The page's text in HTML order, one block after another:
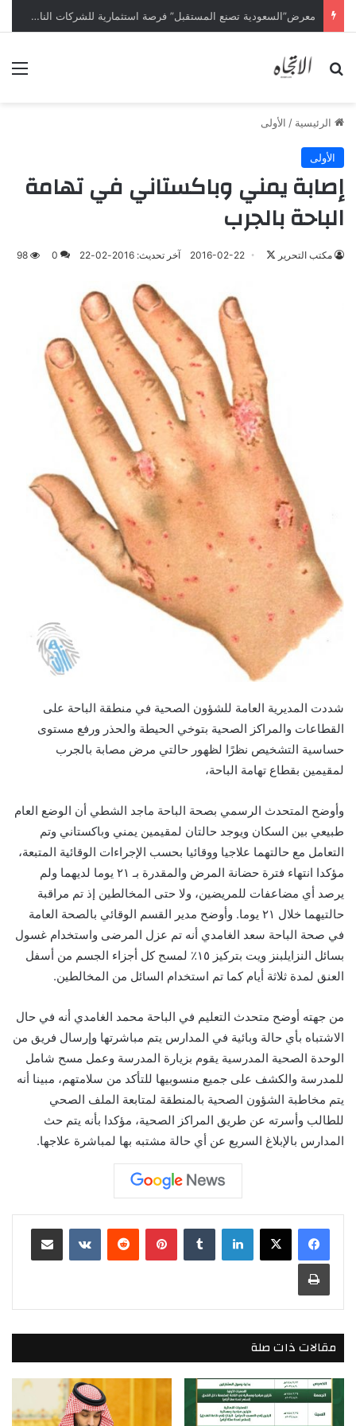
معرض”السعودية تصنع المستقبل” فرصة استثمارية للشركات الناشئة في قطاعات الذكاء الاصطناعي
بحث عن
الرئيسية / الأولى
الأولى
إصابة يمني وباكستاني في تهامة
الباحة بالجرب
مكتب التحرير 2016-02-22 آخر تحديث: 2016-02-22 0
98
شددت المديرية العامة للشؤون الصحية في منطقة الباحة على
القطاعات والمراكز الصحية بتوخي الحيطة والحذر ورفع مستوى
حساسية التشخيص نظرًا لظهور حالتي مرض مصابة بالجرب
لمقيمين بقطاع تهامة الباحة،
وأوضح المتحدث الرسمي بصحة الباحة ماجد الشطي أن الوضع العام
طبيعي بين السكان ويوجد حالتان لمقيمين يمني وباكستاني وتم
التعامل مع حالتهما علاجيا ووقائيا بحسب الإجراءات الوقائية المتبعة،
مؤكدا انتهاء فترة حضانة المرض والمقدرة بـ ٢١ يوما لديهما ولم
يرصد أي مضاعفات للمريضين، ولا حتى المخالطين إذ تم مراقبة
حالتيهما خلال ٢١ يوما. وأوضح مدير القسم الوقائي بالصحة العامة
في صحة الباحة سعد الغامدي أنه تم عزل المرضى واستخدام غسول
بسائل النزايلبنز ويت بتركيز ١٥٪‏ لمسح كل أجزاء الجسم من أسفل
العنق لمدة ثلاثة أيام كما تم استخدام السائل من المخالطين.
من جهته أوضح متحدث التعليم في الباحة محمد الغامدي أنه في حال
الاشتباه بأي حالة وبائية في المدارس يتم مباشرتها وإرسال فريق من
الوحدة الصحية المدرسية يقوم بزيارة المدرسة وعمل مسح شامل
للمدرسة والكشف على جميع منسوبيها للتأكد من سلامتهم، مبينا أنه
يتم مخاطبة الشؤون الصحية بالمنطقة لمتابعة الملف الصحي
للطالب وأسرته عن طريق المراكز الصحية، مؤكدا بأنه يتم حث
المدارس بالإبلاغ السريع عن أي حالة مشتبه بها لمباشرة علاجها.
لينكدإن بينتيريست مشاركة عبر البريد
طباعة
مقالات ذات صلة